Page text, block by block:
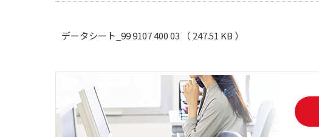
データシート_99 9107 400 03 （ 247.51 KB ）